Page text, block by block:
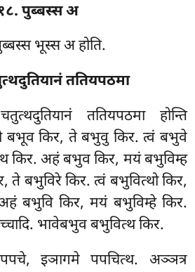
पुब्बस्स अ
भूस्स अ होति.
ततियपठमा
ततियपठमा होन्ति
बभूव किर, ते बभुवु किर. त्वं बभुवे
किर. अहं बभुव किर, मयं बभुविम्ह
ते बभुविरे किर. त्वं बभुवित्थो किर,
बभुवि किर, मयं बभुविम्हे किर.
भावेबभुव बभुवित्थ किर.
इञागमे पपचित्थ. अञ्ञत्र